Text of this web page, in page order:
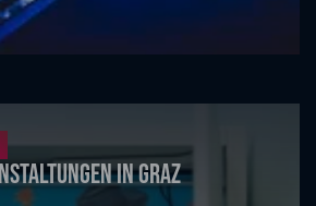
in Graz